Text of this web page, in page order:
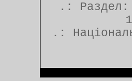
.:
.: